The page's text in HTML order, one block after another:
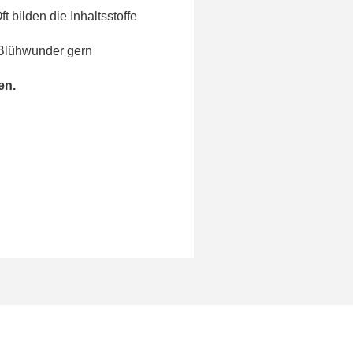
bilden die Inhaltsstoffe
gern